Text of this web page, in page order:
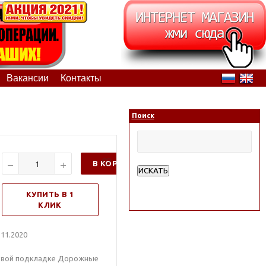
Вакансии Контакты
В КОРЗИНУ
КУПИТЬ В 1
КЛИК
подкладке Дорожные
Поиск
ИСКАТЬ